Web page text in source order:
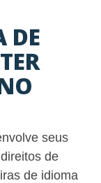
DE
seus
de
de idioma